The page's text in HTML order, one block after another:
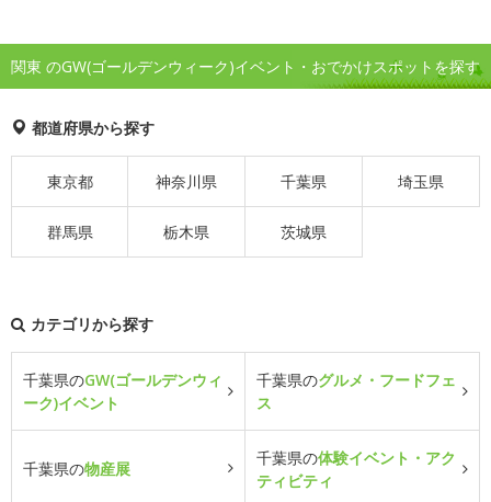
関東 のGW(ゴールデンウィーク)イベント・おでかけスポットを探す
都道府県から探す
東京都 神奈川県 千葉県 埼玉県
群馬県 栃木県 茨城県
カテゴリから探す
千葉県のGW(ゴールデンウィ
ーク)イベント
千葉県のグルメ・フードフェ
ス
千葉県の物産展
千葉県の体験イベント・アク
ティビティ